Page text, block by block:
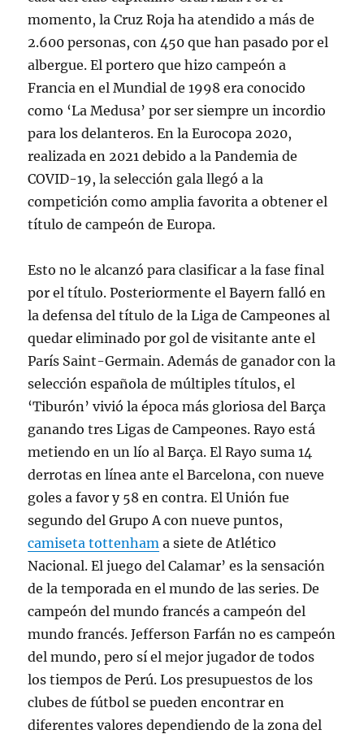
momento, la Cruz Roja ha atendido a más de
2.600 personas, con 450 que han pasado por el
albergue. El portero que hizo campeón a
Francia en el Mundial de 1998 era conocido
como ‘La Medusa’ por ser siempre un incordio
para los delanteros. En la Eurocopa 2020,
realizada en 2021 debido a la Pandemia de
COVID-19, la selección gala llegó a la
competición como amplia favorita a obtener el
título de campeón de Europa.
Esto no le alcanzó para clasificar a la fase final
por el título. Posteriormente el Bayern falló en
la defensa del título de la Liga de Campeones al
quedar eliminado por gol de visitante ante el
París Saint-Germain. Además de ganador con la
selección española de múltiples títulos, el
‘Tiburón’ vivió la época más gloriosa del Barça
ganando tres Ligas de Campeones. Rayo está
metiendo en un lío al Barça. El Rayo suma 14
derrotas en línea ante el Barcelona, con nueve
goles a favor y 58 en contra. El Unión fue
segundo del Grupo A con nueve puntos,
camiseta tottenham a siete de Atlético
Nacional. El juego del Calamar’ es la sensación
de la temporada en el mundo de las series. De
campeón del mundo francés a campeón del
mundo francés. Jefferson Farfán no es campeón
del mundo, pero sí el mejor jugador de todos
los tiempos de Perú. Los presupuestos de los
clubes de fútbol se pueden encontrar en
diferentes valores dependiendo de la zona del